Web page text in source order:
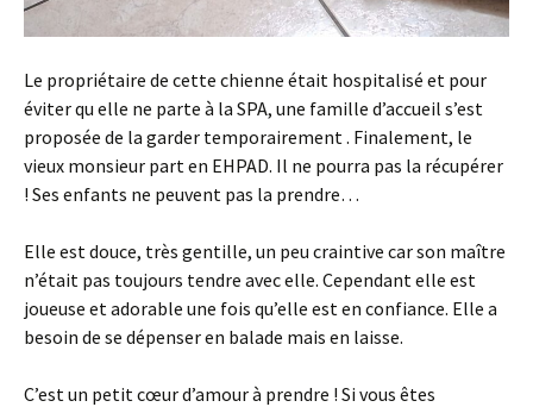
Le propriétaire de cette chienne était hospitalisé et pour
éviter qu elle ne parte à la SPA, une famille d’accueil s’est
proposée de la garder temporairement . Finalement, le
vieux monsieur part en EHPAD. Il ne pourra pas la récupérer
! Ses enfants ne peuvent pas la prendre…
Elle est douce, très gentille, un peu craintive car son maître
n’était pas toujours tendre avec elle. Cependant elle est
joueuse et adorable une fois qu’elle est en confiance. Elle a
besoin de se dépenser en balade mais en laisse.
C’est un petit cœur d’amour à prendre ! Si vous êtes